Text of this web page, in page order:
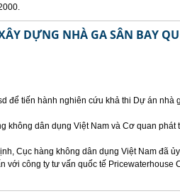
DỰNG NHÀ GA SÂN BAY
để tiến hành nghiên cứu khả thi Dự án nhà
không dân dụng Việt Nam và Cơ quan phát
Cục hàng không dân dụng Việt Nam đã
với công ty tư vấn quốc tế Pricewaterhouse